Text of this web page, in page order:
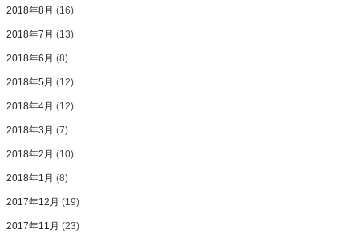
2018年8月 (16)
2018年7月 (13)
2018年6月 (8)
2018年5月 (12)
2018年4月 (12)
2018年3月 (7)
2018年2月 (10)
2018年1月 (8)
2017年12月 (19)
2017年11月 (23)